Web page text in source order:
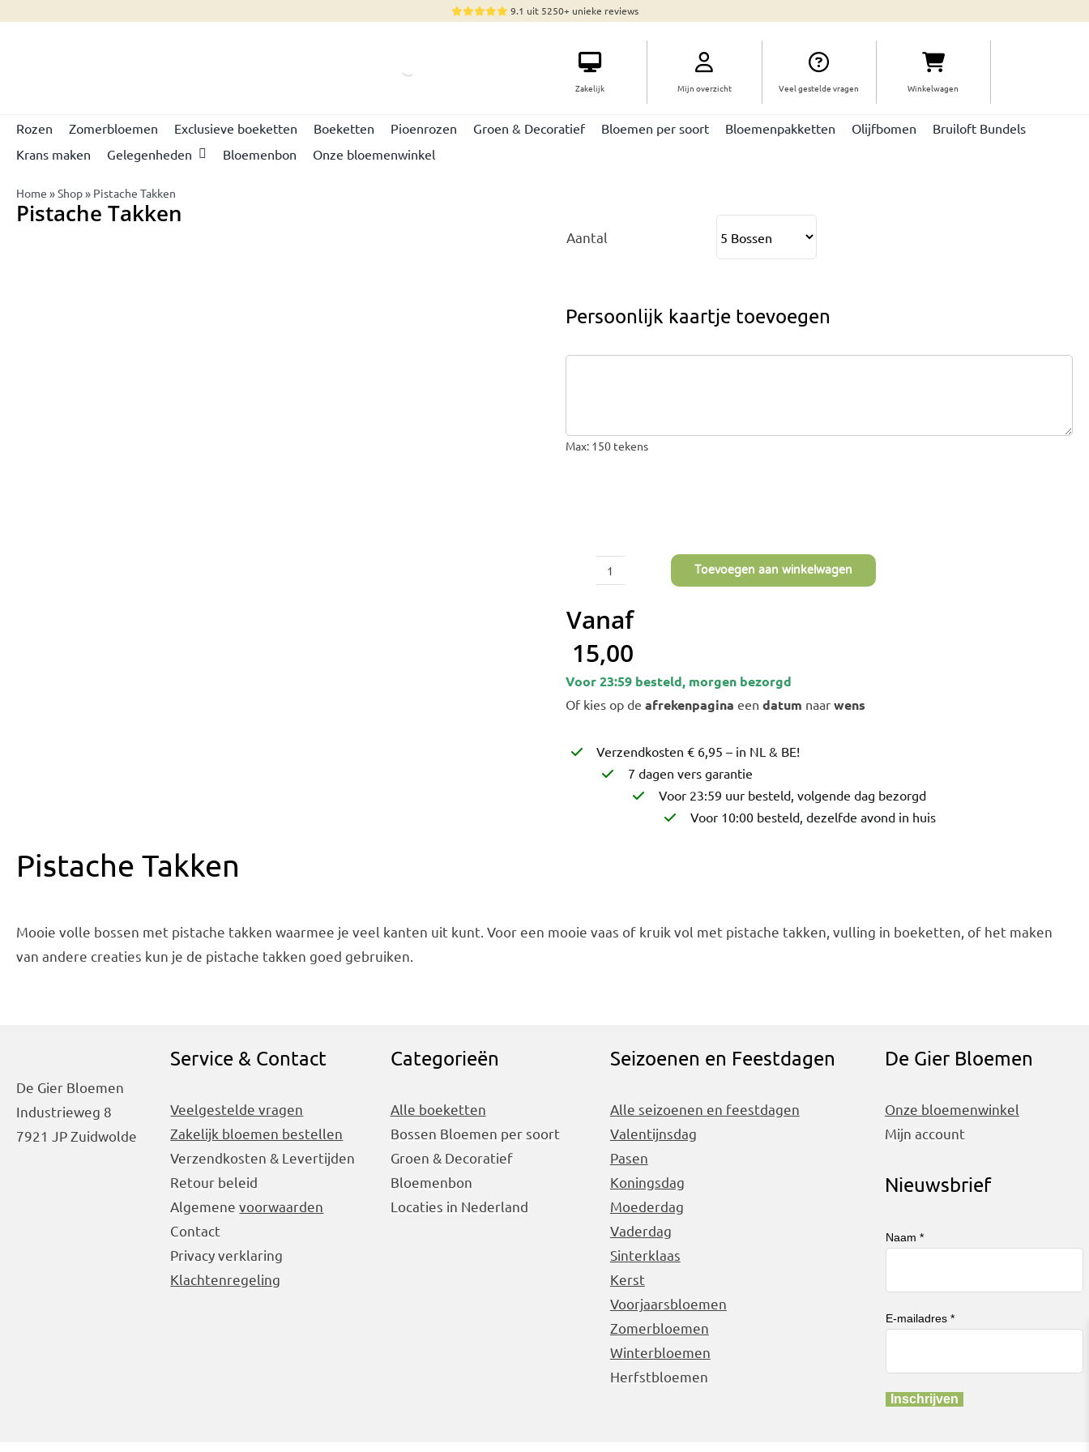
9.1 uit 5250+ unieke reviews
Zakelijk Mijn overzicht Veel gestelde vragen Winkelwagen
Rozen Zomerbloemen Exclusieve boeketten Boeketten Pioenrozen Groen & Decoratief Bloemen per soort Bloemenpakketten Olijfbomen
Bruiloft Bundels
Krans maken
Gelegenheden Bloemenbon Onze bloemenwinkel
Home »Shop» Pistache Takken
Pistache Takken
Aantal
Persoonlijk kaartje toevoegen
Max: 150 tekens
Pistache
aantal
Toevoegen aan winkelwagen
Vanaf
15,00
Voor 23:59 besteld, morgen bezorgd
Of kies op deafrekenpagina eendatum naarwens
Verzendkosten € 6,95 – in NL & BE!
7 dagen vers garantie
Voor 23:59 uur besteld, volgende dag bezorgd
Voor 10:00 besteld, dezelfde avond in huis
Pistache Takken
Mooie volle bossen met pistache takken waarmee je veel kanten uit kunt. Voor een mooie vaas of kruik vol met pistache takken, vulling in boeketten, of het maken
van andere creaties kun je de pistache takken goed gebruiken.
De Gier Bloemen
Industrieweg 8
7921 JP Zuidwolde
Service & Contact
Veelgestelde vragen
Zakelijk bloemen bestellen
Verzendkosten & Levertijden
Retour beleid
Algemenevoorwaarden
Contact
Privacy verklaring
Klachtenregeling
Categorieën
Alle boeketten
Bossen Bloemen per soort
Groen & Decoratief
Bloemenbon
Locaties in Nederland
Seizoenen en Feestdagen
Alle seizoenen en feestdagen
Valentijnsdag
Pasen
Koningsdag
Moederdag
Vaderdag
Sinterklaas
Kerst
Voorjaarsbloemen
Zomerbloemen
Winterbloemen
Herfstbloemen
De Gier Bloemen
Onze bloemenwinkel
Mijn account
Nieuwsbrief
Naam *
E-mailadres *
Inschrijven